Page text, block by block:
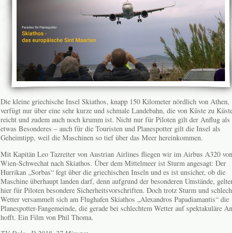
Die kleine griechische Insel Skiathos, knapp 150 Kilometer nördlich von Athen,
verfügt nur über eine sehr kurze und schmale Landebahn, die von Küste zu
reicht und zudem auch noch krumm ist. Nicht nur für Piloten gilt der Anflug als
etwas Besonderes – auch für die Touristen und Planespotter gilt die Insel als
Geheimtipp, weil die Maschinen so tief über das Meer hereinkommen.
Mit Kapitän Leo Tazreiter von Austrian Airlines fliegen wir im Airbus A320 von
Wien-Schwechat nach Skiathos. Über dem Mittelmeer ist Sturm angesagt: Der
Hurrikan „Sorbas“ fegt über die griechischen Inseln und es ist unsicher, ob die
Maschine überhaupt landen darf, denn aufgrund der besonderen Umstände,
hier für Piloten besondere Sicherheitsvorschriften. Doch trotz Sturm und
Wetter versammelt sich am Flughafen Skiathos „Alexandros Papadiamantis“ die
Planespotter-Fangemeinde, die gerade bei schlechtem Wetter auf spektakuläre
hofft. Ein Film von Phil Thoma.